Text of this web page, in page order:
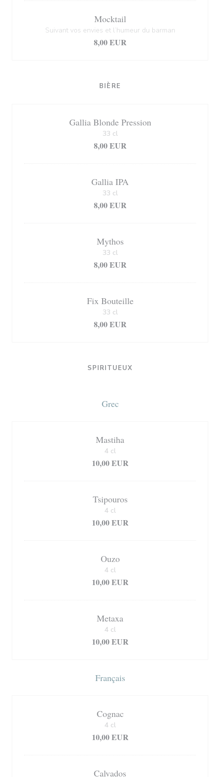
Mocktail
Suivant vos envies et l’humeur du barman
8,00 EUR
BIÈRE
Gallia Blonde Pression
8,00 EUR
33 cl
Gallia IPA
8,00 EUR
33 cl
Mythos
8,00 EUR
33 cl
Fix Bouteille
8,00 EUR
33 cl
SPIRITUEUX
Grec
Mastiha
10,00 EUR
4 cl
Tsipouros
10,00 EUR
4 cl
Ouzo
10,00 EUR
4 cl
Metaxa
10,00 EUR
4 cl
Français
Cognac
10,00 EUR
4 cl
Calvados